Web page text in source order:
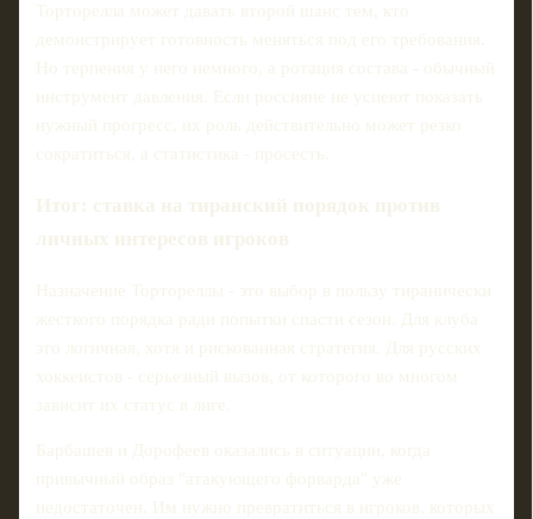
Торторелла может давать второй шанс тем, кто
демонстрирует готовность меняться под его требования.
Но терпения у него немного, а ротация состава - обычный
инструмент давления. Если россияне не успеют показать
нужный прогресс, их роль действительно может резко
сократиться, а статистика - просесть.
Итог: ставка на тиранский порядок против
личных интересов игроков
Назначение Тортореллы - это выбор в пользу тиранически
жесткого порядка ради попытки спасти сезон. Для клуба
это логичная, хотя и рискованная стратегия. Для русских
хоккеистов - серьезный вызов, от которого во многом
зависит их статус в лиге.
Барбашев и Дорофеев оказались в ситуации, когда
привычный образ "атакующего форварда" уже
недостаточен. Им нужно превратиться в игроков, которых